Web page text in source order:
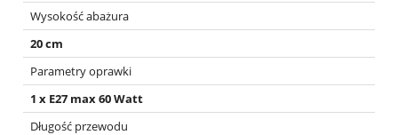
Wysokość abażura
20 cm
Parametry oprawki
1 x E27 max 60 Watt
Długość przewodu